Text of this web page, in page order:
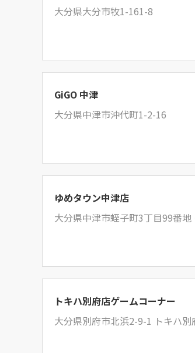
大分県大分市牧1-161-8
GiGO 中津
大分県中津市沖代町1-2-16
ゆめタウン中津店
大分県中津市蛭子町3丁目99番
トキハ別府店ゲームコーナー
大分県別府市北浜2-9-1 トキハ別